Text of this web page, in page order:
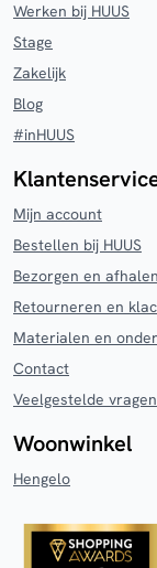
Werken bij HUUS
Stage
Zakelijk
Blog
#inHUUS
Mijn account
Bestellen bij HUUS
Bezorgen en
Retourneren en
Materialen en
Contact
Veelgestelde vragen
Woonwinkel
Hengelo